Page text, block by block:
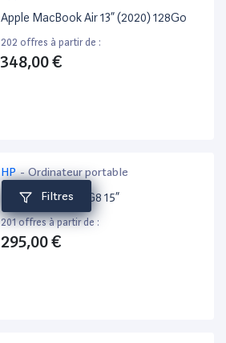
Filtres
Apple MacBook Air 13” (2020) 128Go
202 offres à partir de :
348,00 €
HP- Ordinateur portable
HP ProBook 650 G8 15”
201 offres à partir de :
295,00 €